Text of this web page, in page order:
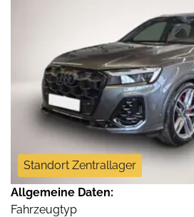
Standort Zentrallager
Allgemeine Daten:
Fahrzeugtyp